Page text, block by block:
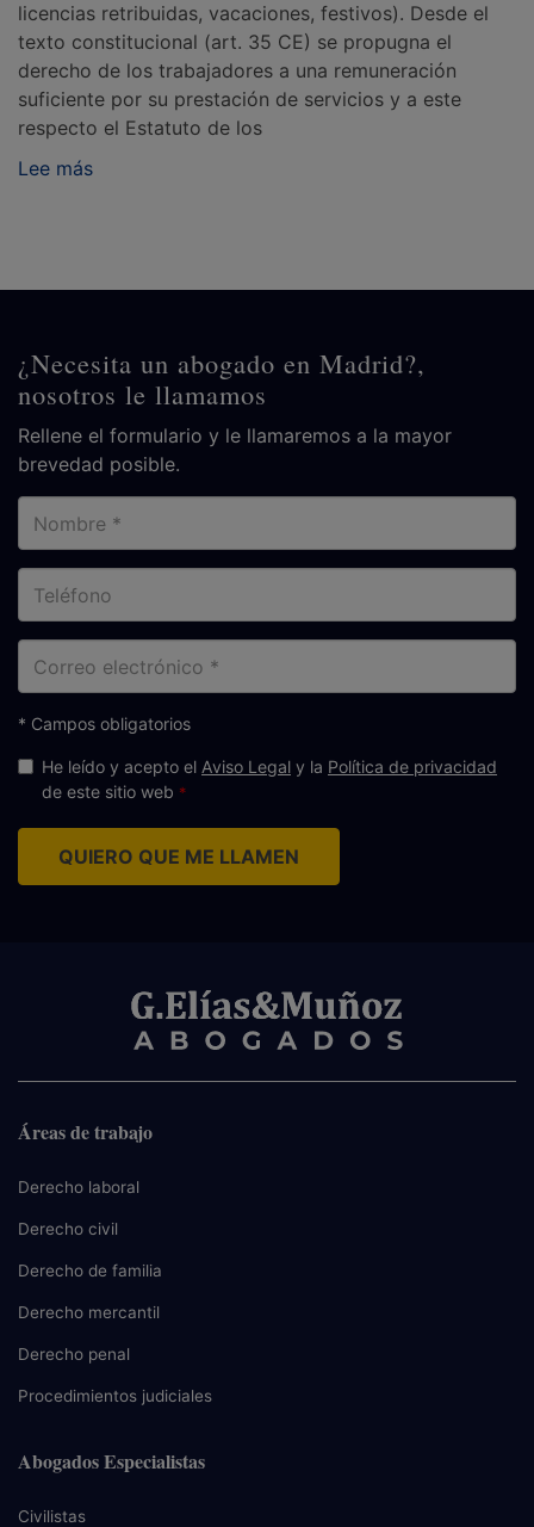
licencias retribuidas, vacaciones, festivos). Desde el
texto constitucional (art. 35 CE) se propugna el
derecho de los trabajadores a una remuneración
suficiente por su prestación de servicios y a este
respecto el Estatuto de los
Lee más
¿Necesita un abogado en Madrid?,
nosotros le llamamos
Rellene el formulario y le llamaremos a la mayor
brevedad posible.
electrónico
* Campos obligatorios
He leído y acepto el Aviso Legal y la Política de privacidad
de este sitio web
QUIERO QUE ME LLAMEN
Áreas de trabajo
Derecho laboral
Derecho civil
Derecho de familia
Derecho mercantil
Derecho penal
Procedimientos judiciales
Abogados Especialistas
Civilistas